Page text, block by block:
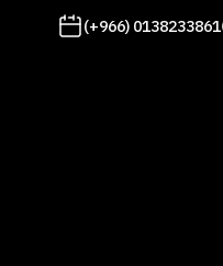
(+966) 0138233861